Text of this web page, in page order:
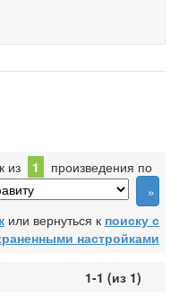
из 1 произведения по
или вернуться к поиску с
настройками
1-1 (из 1)